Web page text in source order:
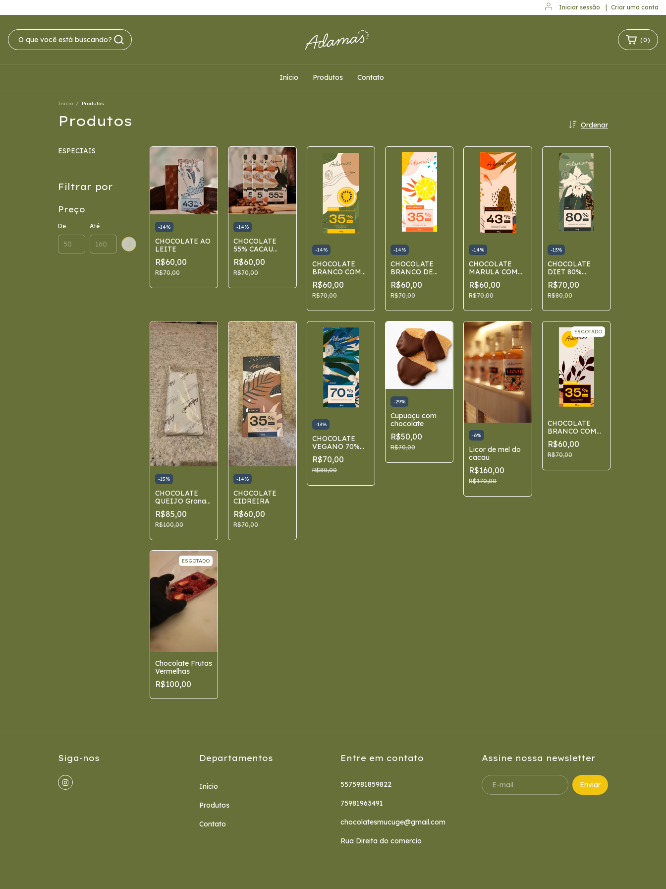
Iniciar sessão Criar uma conta
(0)
Início Produtos Contato
Início / Produtos
Produtos Ordenar
ESPECIAIS
Filtrar por
Preço
De Até -14%
CHOCOLATE AO
LEITE
R$60,00
R$70,00
-14%
CHOCOLATE
55% CACAU
CAFÉ COM
LARANJA
R$60,00
R$70,00
-14%
CHOCOLATE
BRANCO COM
MARACUJÁ
R$60,00
R$70,00
-14%
CHOCOLATE
BRANCO DE
LIMÃO
SICILIANO
R$60,00
R$70,00
-14%
CHOCOLATE
MARULA COM
PIMENTA
R$60,00
R$70,00
-13%
CHOCOLATE
DIET 80%
CACAU
R$70,00
R$80,00
-15%
CHOCOLATE
QUEIJO Grana
padano e
goiabada
cascão
R$85,00
R$100,00
-14%
CHOCOLATE
CIDREIRA
R$60,00
R$70,00
-13%
CHOCOLATE
VEGANO 70%
CACAU
R$70,00
R$80,00
-29%
Cupuaçu com
chocolate
R$50,00
R$70,00
-6%
Licor de mel do
cacau
R$160,00
R$170,00
ESGOTADO
CHOCOLATE
BRANCO COM
MILHO VERDE
R$60,00
R$70,00
ESGOTADO
Chocolate Frutas
Vermelhas
R$100,00
Siga-nos Departamentos
Início
Produtos
Contato
Entre em contato
5575981859822
75981963491
chocolatesmucuge@gmail.com
Rua Direita do comercio
Assine nossa newsletter